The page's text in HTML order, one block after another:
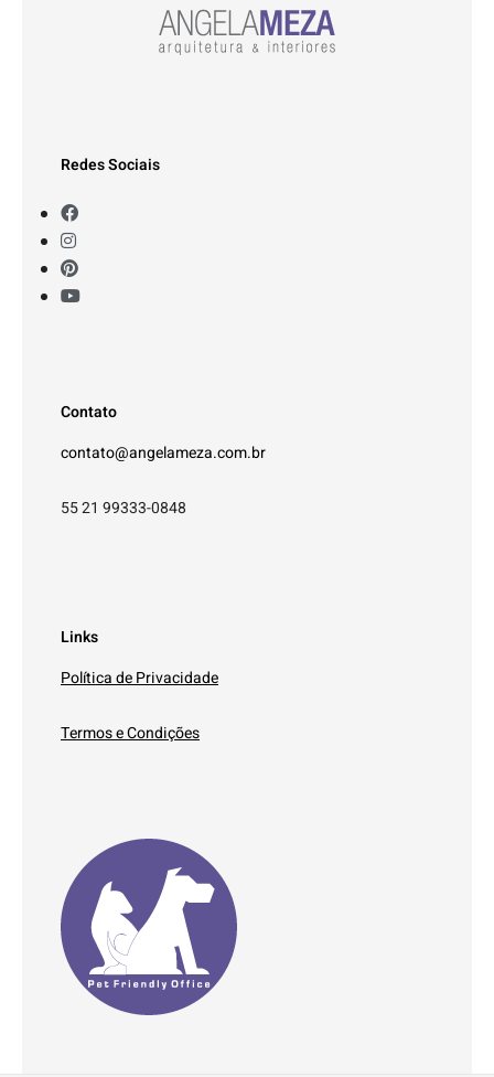
Redes Sociais
Contato
contato@angelameza.com.br
55 21 99333-0848
Links
Política de Privacidade
Termos e Condições